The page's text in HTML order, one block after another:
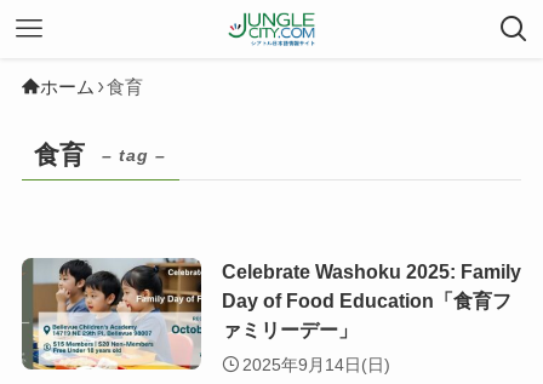
ホーム 食育
食育 – tag –
Celebrate Washoku 2025: Family
Day of Food Education「食育フ
ァミリーデー」
2025年9月14日(日)